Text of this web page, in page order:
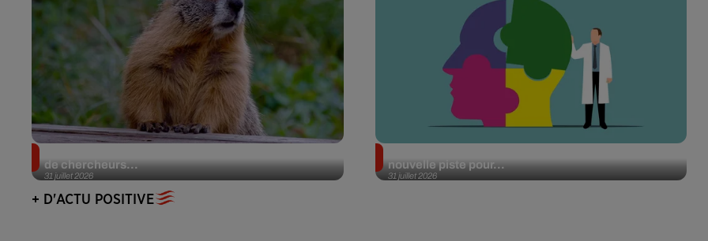
31 juillet 2026
de chercheurs...
31 juillet 2026
nouvelle piste pour...
+ D'ACTU POSITIVE